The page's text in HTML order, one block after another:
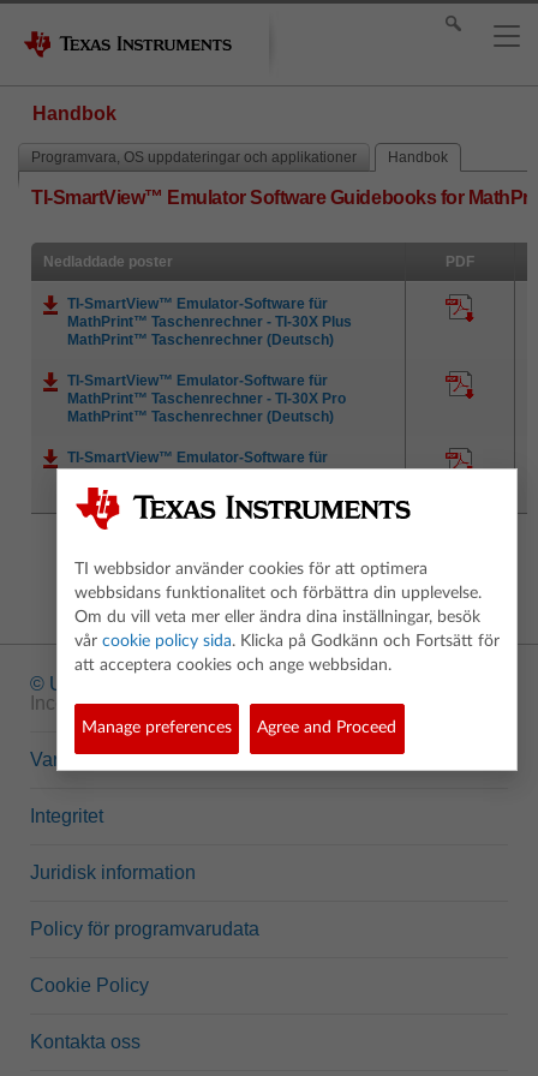
Handbok
Programvara, OS uppdateringar och applikationer Handbok
TI-SmartView™ Emulator Software Guidebooks for
Nedladdade poster PDF
TI-SmartView™ Emulator-Software für
MathPrint™ Taschenrechner - TI-30X Plus
MathPrint™ Taschenrechner (Deutsch)
TI-SmartView™ Emulator-Software für
MathPrint™ Taschenrechner - TI-30X Pro
MathPrint™ Taschenrechner (Deutsch)
TI-SmartView™ Emulator-Software für
Taschenrechner (Deutsch)
© Upphovsrätt
Incorporated. Alla rättigheter förbehållna.
Varumärken
Integritet
Juridisk information
Policy för programvarudata
Cookie Policy
Kontakta oss
TI webbsidor använder cookies för att optimera
webbsidans funktionalitet och förbättra din upplevelse.
Om du vill veta mer eller ändra dina inställningar, besök
vår cookie policy sida. Klicka på Godkänn och Fortsätt för
att acceptera cookies och ange webbsidan.
Manage preferences Agree and Proceed